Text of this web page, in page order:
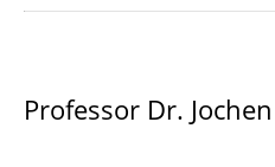
Professor Dr.